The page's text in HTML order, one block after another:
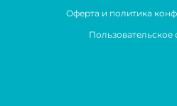
Оферта и политика
Пользовательское